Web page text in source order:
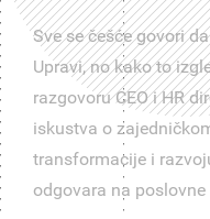
Sve se češće govori
Upravi, no kako to
razgovoru CEO i HR
iskustva o
transformacije i
odgovara na poslovne